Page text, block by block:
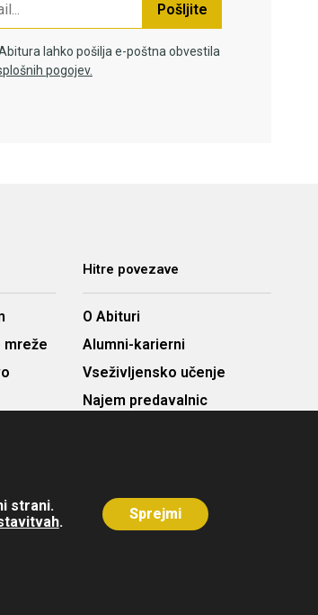
Pošljite
lahko pošilja e-poštna obvestila
pogojev.
mreže
Hitre povezave
O Abituri
Alumni-karierni
Vseživljensko učenje
Najem predavalnic
strani.
. Sprejmi